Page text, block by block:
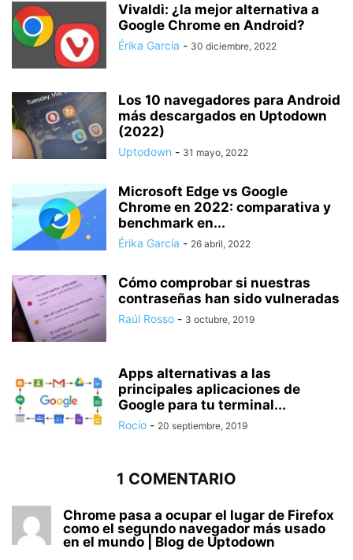
Vivaldi: ¿la mejor alternativa a
Google Chrome en Android?
Érika García - 30 diciembre, 2022
Los 10 navegadores para Android
más descargados en Uptodown
(2022)
Uptodown - 31 mayo, 2022
Microsoft Edge vs Google
Chrome en 2022: comparativa y
benchmark en...
Érika García - 26 abril, 2022
Cómo comprobar si nuestras
contraseñas han sido vulneradas
Raúl Rosso - 3 octubre, 2019
Apps alternativas a las
principales aplicaciones de
Google para tu terminal...
Rocío - 20 septiembre, 2019
1 COMENTARIO
Chrome pasa a ocupar el lugar de Firefox
como el segundo navegador más usado
en el mundo | Blog de Uptodown